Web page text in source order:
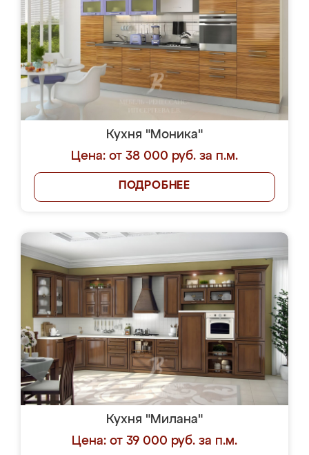
Кухня "Моника"
Цена: от 38 000 руб. за п.м.
ПОДРОБНЕЕ
Кухня "Милана"
Цена: от 39 000 руб. за п.м.